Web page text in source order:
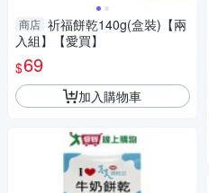
商店 祈福餅乾140g(盒裝)【兩
入組】【愛買】
$69
加入購物車